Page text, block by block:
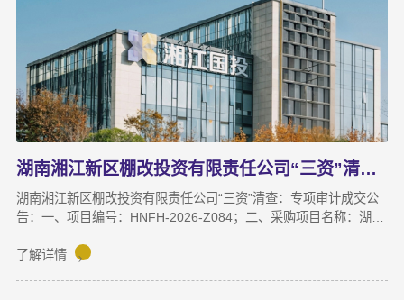
湖南湘江新区棚改投资有限责任公司“三资”清查 专项审计成交公告
湖南湘江新区棚改投资有限责任公司“三资”清查：专项审计成交公
告：一、项目编号：HNFH-2026-Z084；二、采购项目名称：湖南
（成交）信息：供应商名称：湖南天鉴联合会计师事务所（普通合
了解详情